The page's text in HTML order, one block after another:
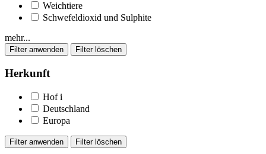
Weichtiere
Schwefeldioxid und Sulphite
mehr...
Herkunft
Hof i
Deutschland
Europa